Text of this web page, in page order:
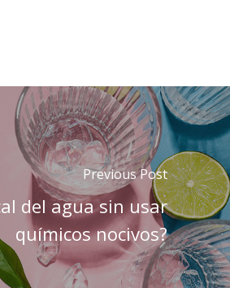
Previous Post
del agua sin usar
químicos nocivos?